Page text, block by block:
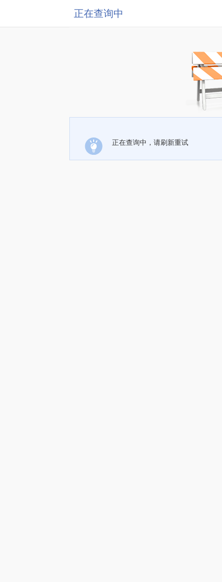
正在查询中
正在查询中，请刷新重试